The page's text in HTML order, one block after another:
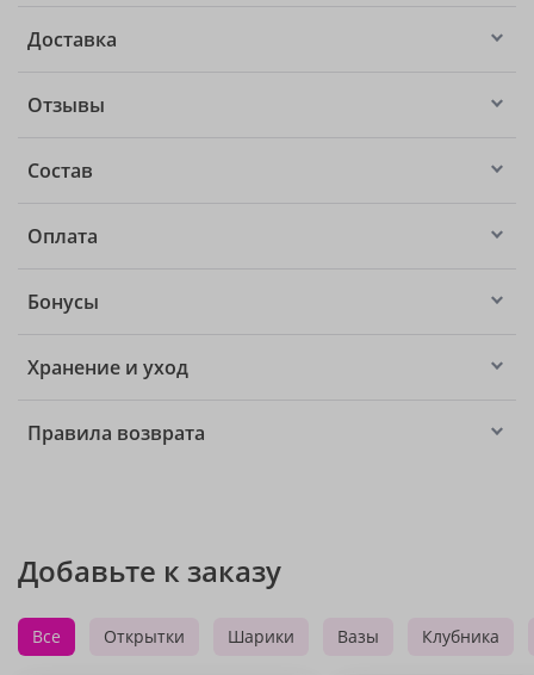
Доставка
Отзывы
Состав
Оплата
Бонусы
Хранение и уход
Правила возврата
Добавьте к заказу
Все Открытки Шарики Вазы Клубника